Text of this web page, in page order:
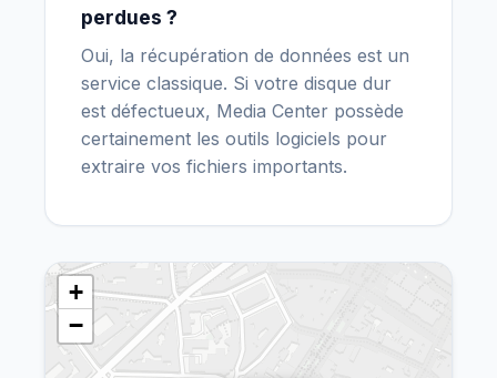
perdues ?
Oui, la récupération de données est un
service classique. Si votre disque dur
est défectueux, Media Center possède
certainement les outils logiciels pour
extraire vos fichiers importants.
+
−